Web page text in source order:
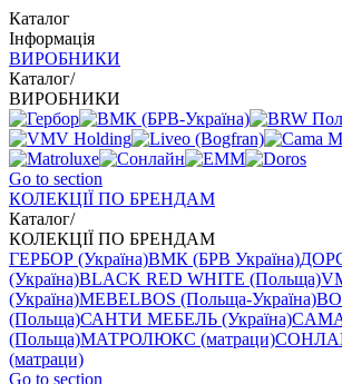
Каталог
Інформація
ВИРОБНИКИ
Каталог/
ВИРОБНИКИ
Go to section
КОЛЕКЦІЇ ПО БРЕНДАМ
Каталог/
КОЛЕКЦІЇ ПО БРЕНДАМ
ГЕРБОР (Україна)ВМК (БРВ Україна)
(Україна)BLACK RED WHITE (Польща)
(Україна)MEBELBOS (Польща-Україна)
(Польща)САНТИ МЕБЕЛЬ (Україна)
(Польща)МАТРОЛЮКС (матраци)
(матраци)
Go to section